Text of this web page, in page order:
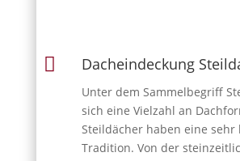
 Dacheindeckung
Unter dem Sammelbegriff
sich eine Vielzahl an
Steildächer haben eine sehr
Tradition. Von der